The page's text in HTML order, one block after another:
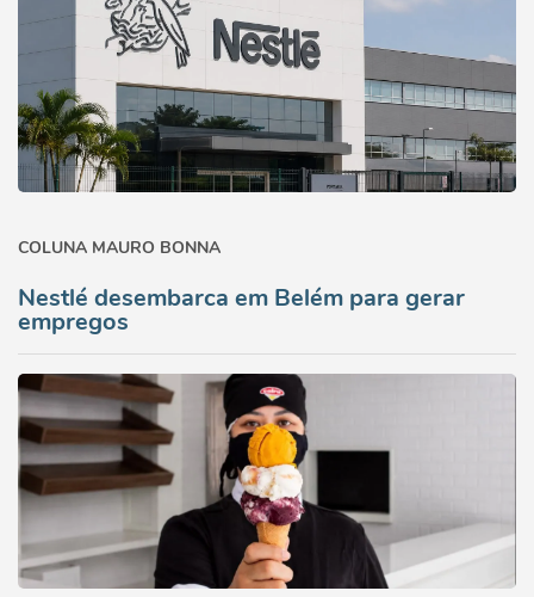
COLUNA MAURO BONNA
Nestlé desembarca em Belém para gerar
empregos